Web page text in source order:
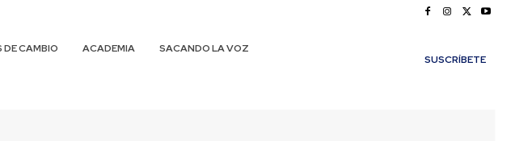
DE CAMBIO ACADEMIA
SACANDO LA VOZ
SUSCRÍBETE